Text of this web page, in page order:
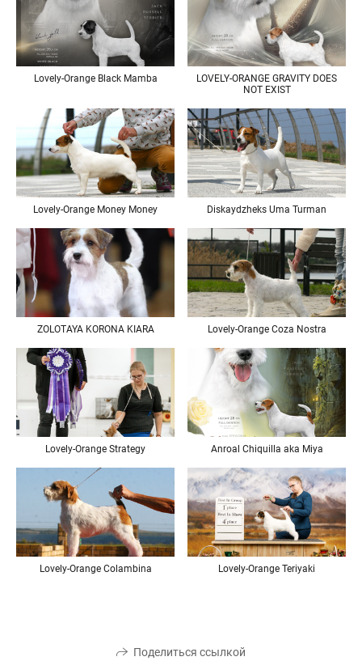
Lovely-Orange Black Mamba
LOVELY-ORANGE GRAVITY DOES
NOT EXIST
Lovely-Orange Money Money Diskaydzheks Uma Turman
ZOLOTAYA KORONA KIARA Lovely-Orange Coza Nostra
Lovely-Orange Strategy Anroal Chiquilla aka Miya
Lovely-Orange Colambina Lovely-Orange Teriyaki
Поделиться ссылкой